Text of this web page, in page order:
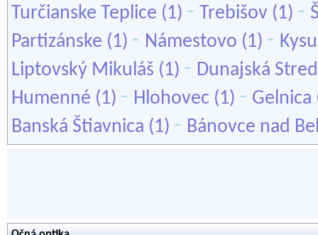
Turčianske Teplice (1) - Trebišov (1) -
Partizánske (1) - Námestovo (1) -
Liptovský Mikuláš (1) - Dunajská
Humenné (1) - Hlohovec (1) - Gelnica
Banská Štiavnica (1) - Bánovce nad